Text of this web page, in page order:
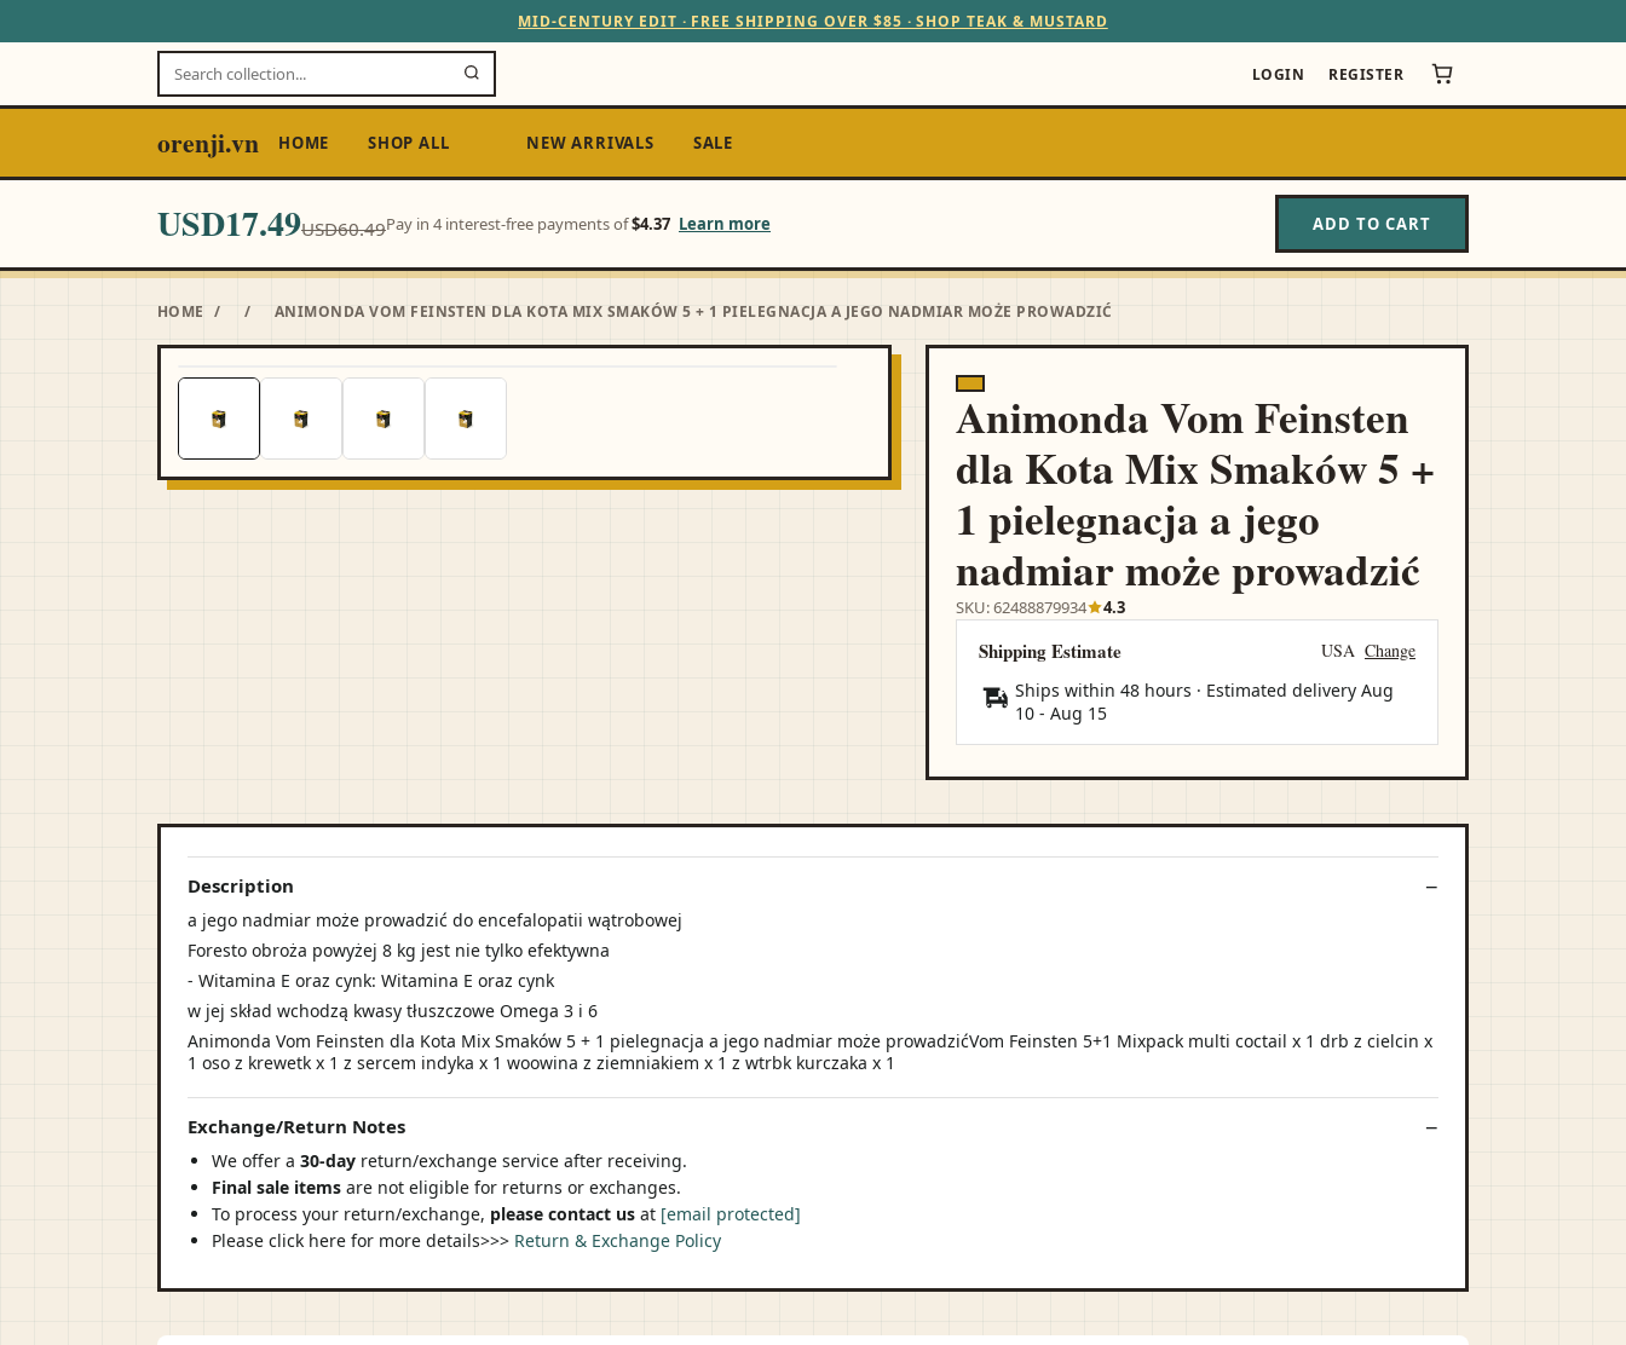
MID-CENTURY EDIT · FREE SHIPPING OVER $85 · SHOP TEAK & MUSTARD
LOGIN REGISTER
orenji.vn HOME SHOP ALL NEW ARRIVALS SALE
USD17.49USD60.49Pay in 4 interest-free payments of$4.37 Learn more ADD TO CART
HOME / / ANIMONDA VOM FEINSTEN DLA KOTA MIX SMAKÓW 5 + 1 PIELEGNACJA A JEGO NADMIAR MOŻE PROWADZIĆ
Animonda Vom Feinsten
dla Kota Mix Smaków 5 +
1 pielegnacja a jego
nadmiar może prowadzić
SKU: 62488879934 4.3
Shipping Estimate USA Change
Ships within 48 hours · Estimated deliveryAug
10 -Aug 15
Description
a jego nadmiar może prowadzić do encefalopatii wątrobowej
Foresto obroża powyżej 8 kg jest nie tylko efektywna
- Witamina E oraz cynk: Witamina E oraz cynk
w jej skład wchodzą kwasy tłuszczowe Omega 3 i 6
Animonda Vom Feinsten dla Kota Mix Smaków 5 + 1 pielegnacja a jego nadmiar może prowadzićVom Feinsten 5+1 Mixpack multi coctail x 1 drb z cielcin x
1 oso z krewetk x 1 z sercem indyka x 1 woowina z ziemniakiem x 1 z wtrbk kurczaka x 1
Exchange/Return Notes
We offer a 30-day return/exchange service after receiving.
Final sale items are not eligible for returns or exchanges.
To process your return/exchange, please contact us at [email protected]
Please click here for more details>>> Return & Exchange Policy